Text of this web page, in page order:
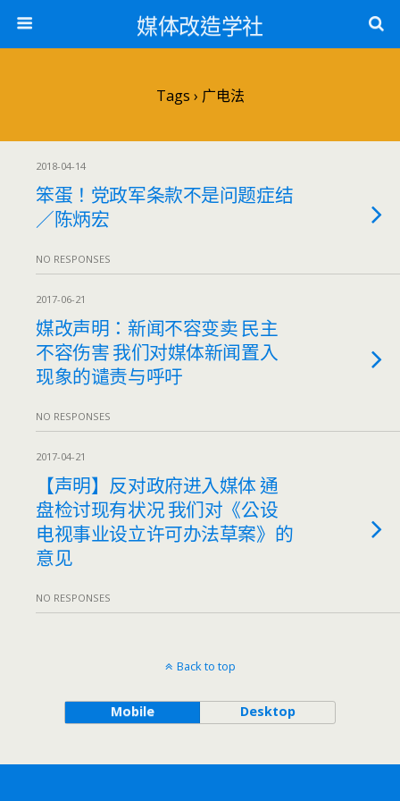
媒体改造学社
Tags › 广电法
2018-04-14
笨蛋！党政军条款不是问题症结
／陈炳宏
NO RESPONSES
2017-06-21
媒改声明：新闻不容变卖 民主
不容伤害 我们对媒体新闻置入
现象的谴责与呼吁
NO RESPONSES
2017-04-21
【声明】反对政府进入媒体 通
盘检讨现有状况 我们对《公设
电视事业设立许可办法草案》的
意见
NO RESPONSES
Back to top
Mobile Desktop